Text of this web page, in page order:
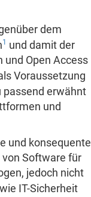
dem
1
und damit der
und Open Access
Voraussetzung
passend erwähnt
und
und konsequente
Software für
jedoch nicht
IT-Sicherheit